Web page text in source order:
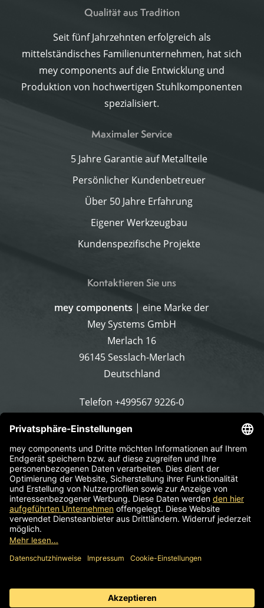
Qualität aus Tradition
Seit fünf Jahrzehnten erfolgreich als
mittelständisches Familienunternehmen, hat sich
mey components auf die Entwicklung und
Produktion von hochwertigen Stuhlkomponenten
spezialisiert.
Maximaler Service
5 Jahre Garantie auf Metallteile
Persönlicher Kundenbetreuer
Über 50 Jahre Erfahrung
Eigener Werkzeugbau
Kundenspezifische Projekte
Kontaktieren Sie uns
mey components | eine Marke der
Mey Systems GmbH
Merlach 16
96145 Sesslach-Merlach
Deutschland
Telefon+499567 9226-0
E-Mail schreiben
Impressum AGB
Informationspflicht
© 2026 mey components | Komponenten für